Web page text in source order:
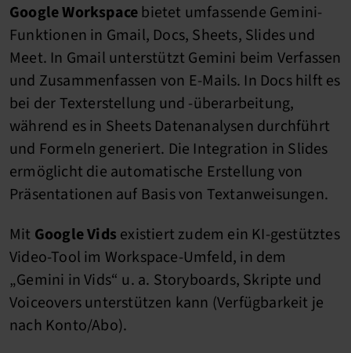
Google Workspace bietet umfassende Gemini-
Funktionen in Gmail, Docs, Sheets, Slides und
Meet. In Gmail unterstützt Gemini beim Verfassen
und Zusammenfassen von E-Mails. In Docs hilft es
bei der Texterstellung und -überarbeitung,
während es in Sheets Datenanalysen durchführt
und Formeln generiert. Die Integration in Slides
ermöglicht die automatische Erstellung von
Präsentationen auf Basis von Textanweisungen.
Mit Google Vids existiert zudem ein KI-gestütztes
Video-Tool im Workspace-Umfeld, in dem
„Gemini in Vids“ u. a. Storyboards, Skripte und
Voiceovers unterstützen kann (Verfügbarkeit je
nach Konto/Abo).